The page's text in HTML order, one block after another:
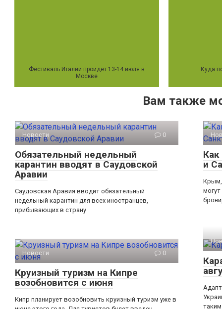
Фестиваль Италии пройдет 13-14 июля в
Москве
Куда
Вам также
Новости 0
Обязательный недельный
карантин вводят в Саудовской
Аравии
Саудовская Аравия вводит обязательный
недельный карантин для всех иностранцев,
прибывающих в страну
и
Крым,
Новости 0
Круизный туризм на Кипре
возобновится с июня
Кипр планирует возобновить круизный туризм уже в